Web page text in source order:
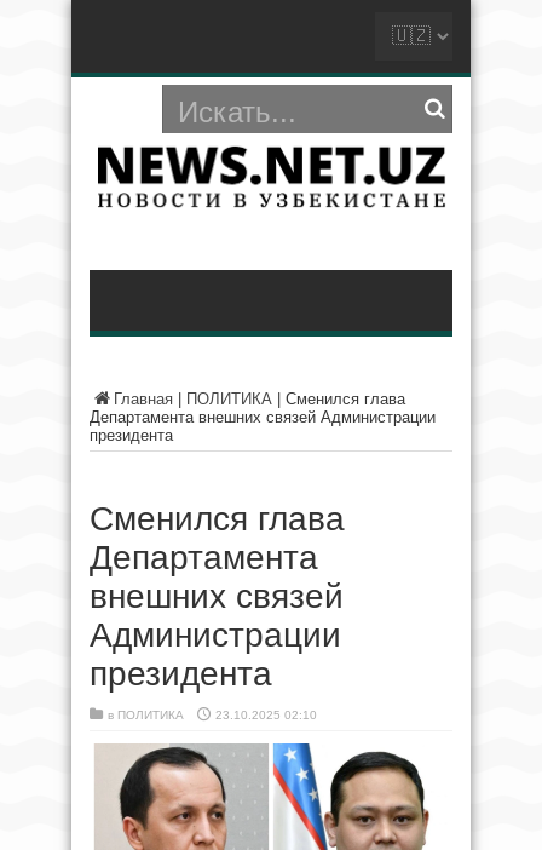
Главная ПОЛИТИКА
Сменился глава
Департамента внешних связей Администрации
президента
Сменился глава
Департамента
внешних связей
Администрации
президента
в ПОЛИТИКА 23.10.2025 02:10